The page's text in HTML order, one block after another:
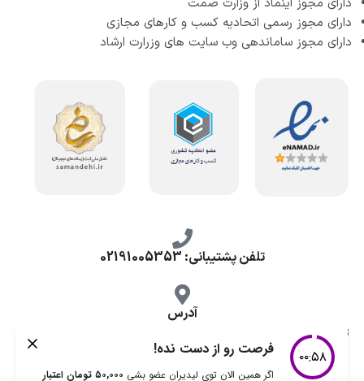
دارای مجوز رسمی اتحادیه کسب و کارهای مجازی
دارای مجوز ساماندهی وب سایت های وزرارت ارشاد
تلفن پشتیبانی: 02191005353
آدرس
تهران، طرشت شمالی، خ محمد حسینی، کوچه گلناز شرقی، پلاک 10.